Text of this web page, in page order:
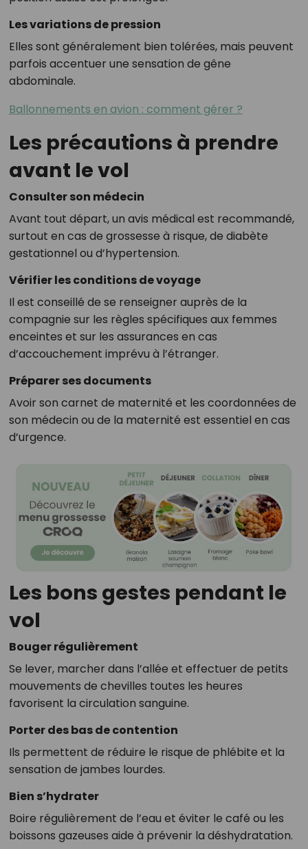
Les variations de pression
Elles sont généralement bien tolérées, mais peuvent
parfois accentuer une sensation de gêne
abdominale.
Ballonnements en avion : comment gérer ?
Les précautions à prendre
avant le vol
Consulter son médecin
Avant tout départ, un avis médical est recommandé,
surtout en cas de grossesse à risque, de diabète
gestationnel ou d’hypertension.
Vérifier les conditions de voyage
Il est conseillé de se renseigner auprès de la
compagnie sur les règles spécifiques aux femmes
enceintes et sur les assurances en cas
d’accouchement imprévu à l’étranger.
Préparer ses documents
Avoir son carnet de maternité et les coordonnées de
son médecin ou de la maternité est essentiel en cas
d’urgence.
Les bons gestes pendant le
vol
Bouger régulièrement
Se lever, marcher dans l’allée et effectuer de petits
mouvements de chevilles toutes les heures
favorisent la circulation sanguine.
Porter des bas de contention
Ils permettent de réduire le risque de phlébite et la
sensation de jambes lourdes.
Bien s’hydrater
Boire régulièrement de l’eau et éviter le café ou les
boissons gazeuses aide à prévenir la déshydratation.